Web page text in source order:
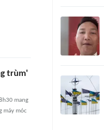
trùm'
mang
máy móc